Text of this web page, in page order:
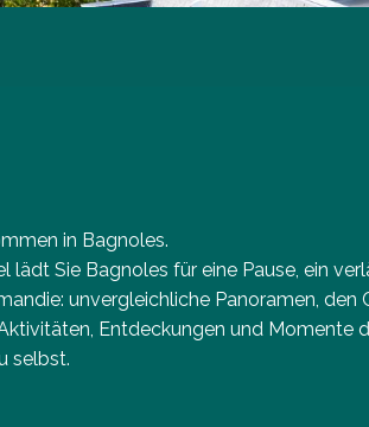
in Bagnoles.
Sie Bagnoles für eine Pause, ein
unvergleichliche Panoramen,
Entdeckungen und Momente
selbst.